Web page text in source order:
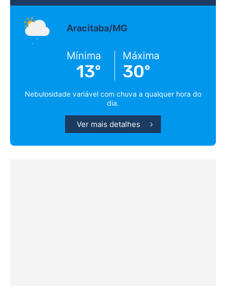
Aracitaba/MG
Mínima
13º
Máxima
30º
Nebulosidade variável com chuva a qualquer hora do
dia.
Ver mais detalhes